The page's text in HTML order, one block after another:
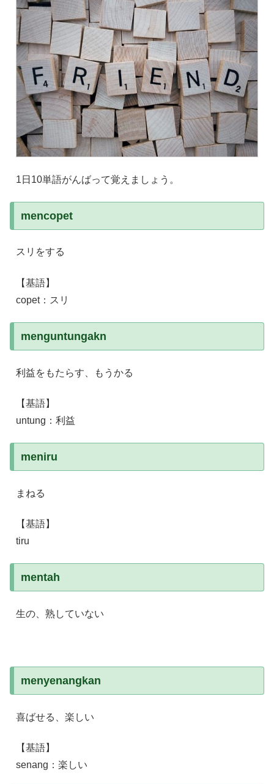
1日10単語がんばって覚えましょう。
mencopet
スリをする
【基語】
copet：スリ
menguntungakn
利益をもたらす、もうかる
【基語】
untung：利益
meniru
まねる
【基語】
tiru
mentah
生の、熟していない
menyenangkan
喜ばせる、楽しい
【基語】
senang：楽しい